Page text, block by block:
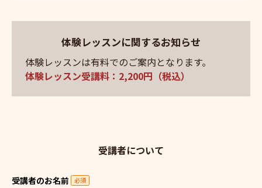
体験レッスンに関するお知らせ
体験レッスンは有料でのご案内となります。
体験レッスン受講料：2,200円（税込）
受講者について
受講者のお名前 必須